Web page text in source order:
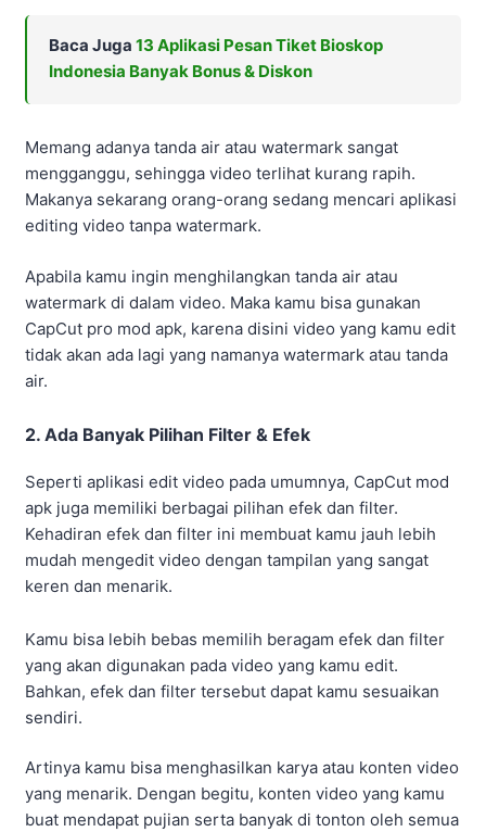
Baca Juga 13 Aplikasi Pesan Tiket Bioskop
Indonesia Banyak Bonus & Diskon
Memang adanya tanda air atau watermark sangat
mengganggu, sehingga video terlihat kurang rapih.
Makanya sekarang orang-orang sedang mencari aplikasi
editing video tanpa watermark.
Apabila kamu ingin menghilangkan tanda air atau
watermark di dalam video. Maka kamu bisa gunakan
CapCut pro mod apk, karena disini video yang kamu edit
tidak akan ada lagi yang namanya watermark atau tanda
air.
2. Ada Banyak Pilihan Filter & Efek
Seperti aplikasi edit video pada umumnya, CapCut mod
apk juga memiliki berbagai pilihan efek dan filter.
Kehadiran efek dan filter ini membuat kamu jauh lebih
mudah mengedit video dengan tampilan yang sangat
keren dan menarik.
Kamu bisa lebih bebas memilih beragam efek dan filter
yang akan digunakan pada video yang kamu edit.
Bahkan, efek dan filter tersebut dapat kamu sesuaikan
sendiri.
Artinya kamu bisa menghasilkan karya atau konten video
yang menarik. Dengan begitu, konten video yang kamu
buat mendapat pujian serta banyak di tonton oleh semua